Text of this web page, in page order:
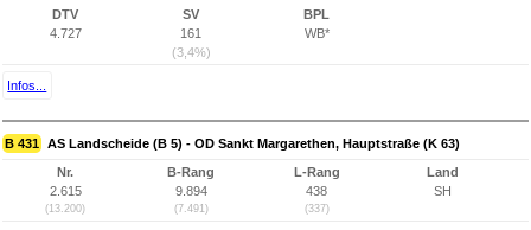
DTV
4.727
SV
161
(3,4%)
BPL
WB*
Infos...
B 431 AS Landscheide (B 5) - OD Sankt Margarethen, Hauptstraße (K 63)
Nr.
2.615
(13.200)
B-Rang
9.894
(7.491)
L-Rang
438
(337)
Land
SH